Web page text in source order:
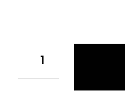
BLOOM
403